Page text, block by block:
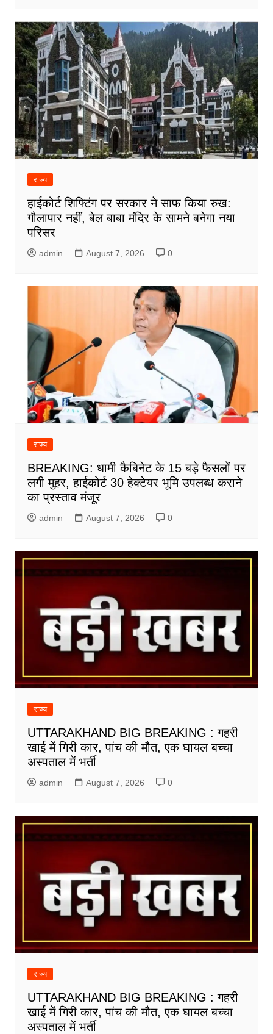
राज्य
हाईकोर्ट शिफ्टिंग पर सरकार ने साफ किया रुख:
गौलापार नहीं, बेल बाबा मंदिर के सामने बनेगा नया
परिसर
admin August 7, 2026 0
राज्य
BREAKING: धामी कैबिनेट के 15 बड़े फैसलों पर
लगी मुहर, हाईकोर्ट 30 हेक्टेयर भूमि उपलब्ध कराने
का प्रस्ताव मंजूर
admin August 7, 2026 0
राज्य
UTTARAKHAND BIG BREAKING : गहरी
खाई में गिरी कार, पांच की मौत, एक घायल बच्चा
अस्पताल में भर्ती
admin August 7, 2026 0
राज्य
UTTARAKHAND BIG BREAKING : गहरी
खाई में गिरी कार, पांच की मौत, एक घायल बच्चा
अस्पताल में भर्ती